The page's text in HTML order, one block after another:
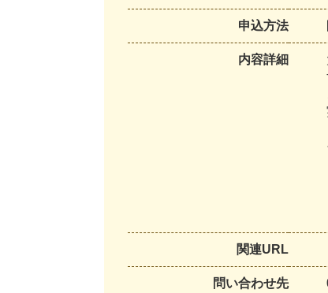
申込方法
内容詳細
関連URL
問い合わせ先